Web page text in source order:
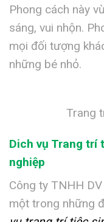
Phong cách này
sáng, vui nhộn.
mọi đối tượng
những bé nhỏ.
Trang
Dich vụ Trang trí
nghiệp
Công ty TNHH
một trong những